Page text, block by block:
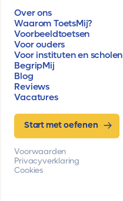
Over ons
Waarom ToetsMij?
Voorbeeldtoetsen
Voor ouders
Voor instituten en scholen
BegripMij
Blog
Reviews
Vacatures
Start met oefenen
Voorwaarden
Privacyverklaring
Cookies